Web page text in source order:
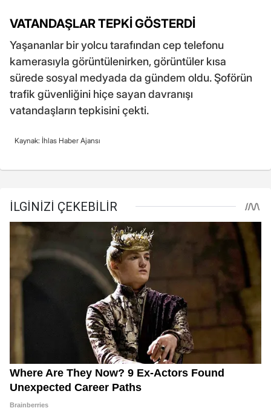
VATANDAŞLAR TEPKİ GÖSTERDİ
Yaşananlar bir yolcu tarafından cep telefonu
kamerasıyla görüntülenirken, görüntüler kısa
sürede sosyal medyada da gündem oldu. Şoförün
trafik güvenliğini hiçe sayan davranışı
vatandaşların tepkisini çekti.
Kaynak: İhlas Haber Ajansı